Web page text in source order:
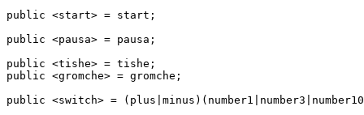
public <start> = start;
public <pausa> = pausa;
public <tishe> = tishe;
public <gromche> = gromche;
public <switch> =